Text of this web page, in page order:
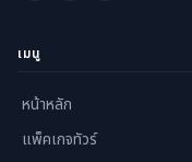
เมนู
หน้าหลัก
แพ็คเกจทัวร์